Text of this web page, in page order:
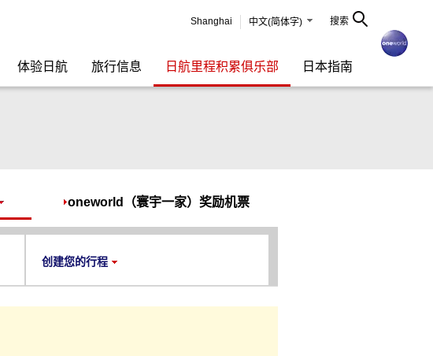
Shanghai 中文(简体字) 搜索
体验日航 旅行信息 日航里程积累俱乐部 日本指南
创建您的行程
oneworld（寰宇一家）奖励机票